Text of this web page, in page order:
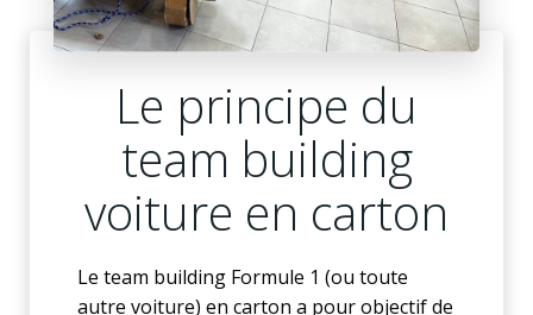
Le principe du
team building
voiture en carton
Le team building Formule 1 (ou toute
autre voiture) en carton a pour objectif de